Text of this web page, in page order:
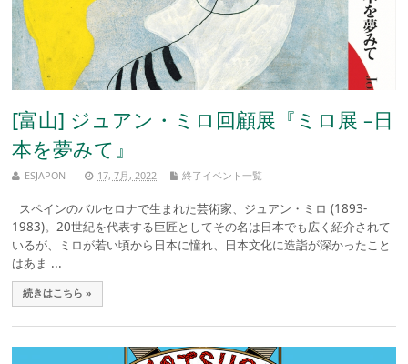
[富山] ジュアン・ミロ回顧展『ミロ展 –日
本を夢みて』
ESJAPON 17, 7月, 2022 終了イベント一覧
スペインのバルセロナで生まれた芸術家、ジュアン・ミロ (1893-
1983)。20世紀を代表する巨匠としてその名は日本でも広く紹介されて
いるが、ミロが若い頃から日本に憧れ、日本文化に造詣が深かったこと
はあま ...
続きはこちら »